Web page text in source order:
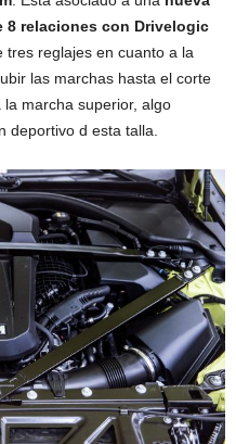
8 relaciones con Drivelogic
tres reglajes en cuanto a la
las marchas hasta el corte
marcha superior, algo
deportivo d esta talla.